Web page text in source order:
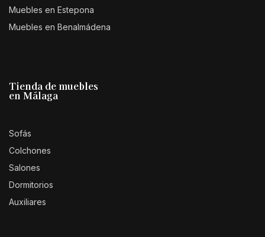
Muebles en Estepona
Muebles en Benalmádena
Tienda de muebles
en Málaga
Sofás
Colchones
Salones
Dormitorios
Auxiliares